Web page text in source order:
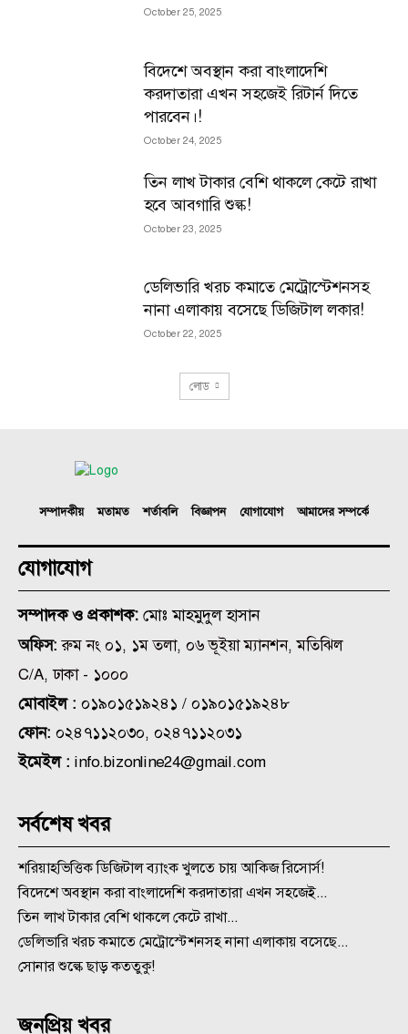
October 25, 2025
বিদেশে অবস্থান করা বাংলাদেশি
করদাতারা এখন সহজেই রিটার্ন দিতে
পারবেন।!
October 24, 2025
তিন লাখ টাকার বেশি থাকলে কেটে রাখা
হবে আবগারি শুল্ক!
October 23, 2025
ডেলিভারি খরচ কমাতে মেট্রোস্টেশনসহ
নানা এলাকায় বসেছে ডিজিটাল লকার!
October 22, 2025
লোড
সম্পাদকীয় মতামত শর্তাবলি বিজ্ঞাপন যোগাযোগ আমাদের সম্পর্কে
যোগাযোগ
সম্পাদক ও প্রকাশক: মোঃ মাহমুদুল হাসান
অফিস:রুম নং ০১, ১ম তলা, ০৬ ভূইয়া ম্যানশন, মতিঝিল
C/A, ঢাকা - ১০০০
মোবাইল : ০১৯০১৫১৯২৪১ / ০১৯০১৫১৯২৪৮
ফোন: ০২৪৭১১২০৩০, ০২৪৭১১২০৩১
ইমেইল : info.bizonline24@gmail.com
সর্বশেষ খবর
শরিয়াহভিত্তিক ডিজিটাল ব্যাংক খুলতে চায় আকিজ রিসোর্স!
বিদেশে অবস্থান করা বাংলাদেশি করদাতারা এখন সহজেই...
তিন লাখ টাকার বেশি থাকলে কেটে রাখা...
ডেলিভারি খরচ কমাতে মেট্রোস্টেশনসহ নানা এলাকায় বসেছে...
সোনার শুল্কে ছাড় কততুকু!
জনপ্রিয় খবর